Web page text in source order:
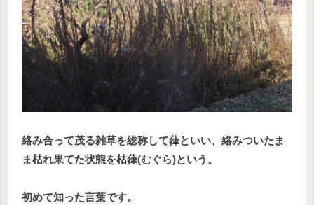
絡み合って茂る雑草を総称して葎といい、絡みついたま
ま枯れ果てた状態を枯葎(むぐら)という。
初めて知った言葉です。